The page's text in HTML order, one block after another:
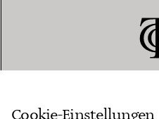
Cookie-Einstellungen